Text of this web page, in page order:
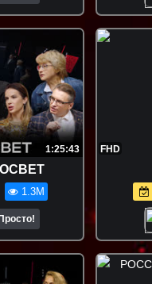
1:25:43
1.3M
FHD